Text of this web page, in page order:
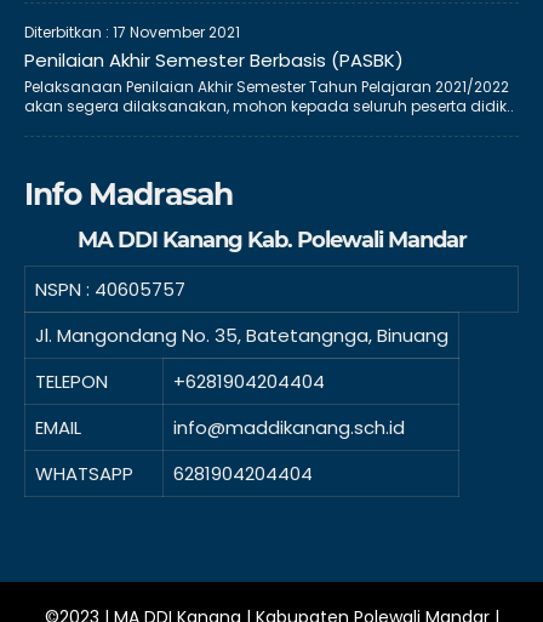
Diterbitkan : 17 November 2021
Penilaian Akhir Semester Berbasis (PASBK)
Pelaksanaan Penilaian Akhir Semester Tahun Pelajaran 2021/2022
akan segera dilaksanakan, mohon kepada seluruh peserta didik..
Info Madrasah
MA DDI Kanang Kab. Polewali Mandar
NSPN : 40605757
Jl. Mangondang No. 35, Batetangnga, Binuang
TELEPON
+6281904204404
EMAIL
info@maddikanang.sch.id
WHATSAPP
6281904204404